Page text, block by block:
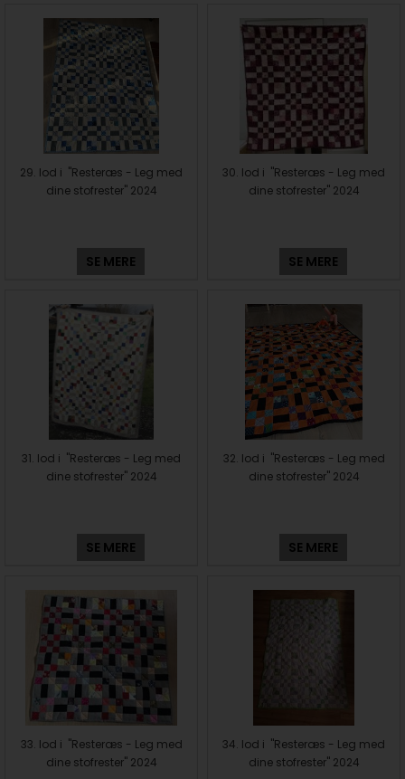
29. lod i "Resteræs - Leg med
dine stofrester" 2024
SE MERE
30. lod i "Resteræs - Leg med
dine stofrester" 2024
SE MERE
31. lod i "Resteræs - Leg med
dine stofrester" 2024
SE MERE
32. lod i "Resteræs - Leg med
dine stofrester" 2024
SE MERE
33. lod i "Resteræs - Leg med
dine stofrester" 2024
34. lod i "Resteræs - Leg med
dine stofrester" 2024